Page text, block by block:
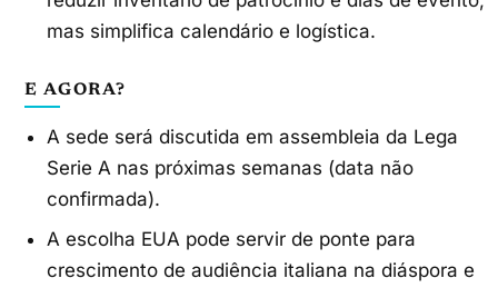
mas simplifica calendário e logística.
E AGORA?
A sede será discutida em assembleia da Lega
Serie A nas próximas semanas (data não
confirmada).
A escolha EUA pode servir de ponte para
crescimento de audiência italiana na diáspora e